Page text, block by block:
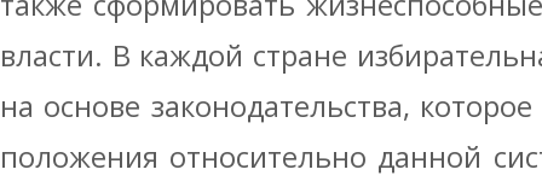
власти. В каждой стране
на основе законодательства,
положения относительно данной